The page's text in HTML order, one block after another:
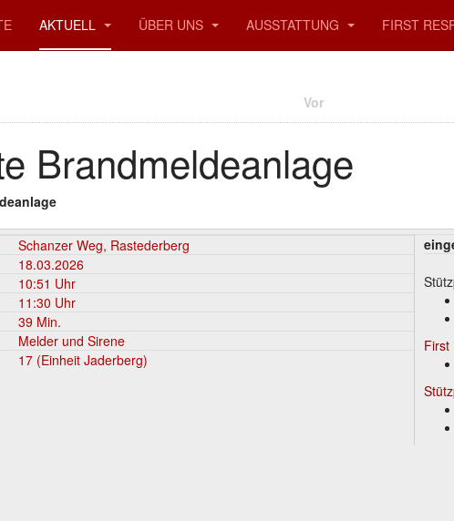
AKTUELL ÜBER UNS AUSSTATTUNG FIRST
Vor
Brandmeldeanlage
Schanzer Weg, Rastederberg
18.03.2026
10:51 Uhr
11:30 Uhr
39 Min.
Melder und Sirene
17 (Einheit Jaderberg)
First